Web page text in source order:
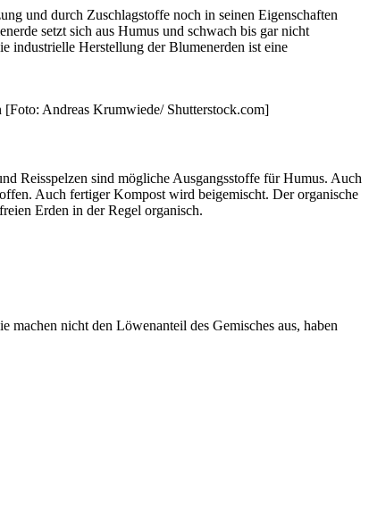
und durch Zuschlagstoffe noch in seinen Eigenschaften
setzt sich aus Humus und schwach bis gar nicht
industrielle Herstellung der Blumenerden ist eine
Andreas Krumwiede/ Shutterstock.com]
Reisspelzen sind mögliche Ausgangsstoffe für Humus. Auch
Auch fertiger Kompost wird beigemischt. Der organische
Erden in der Regel organisch.
machen nicht den Löwenanteil des Gemisches aus, haben